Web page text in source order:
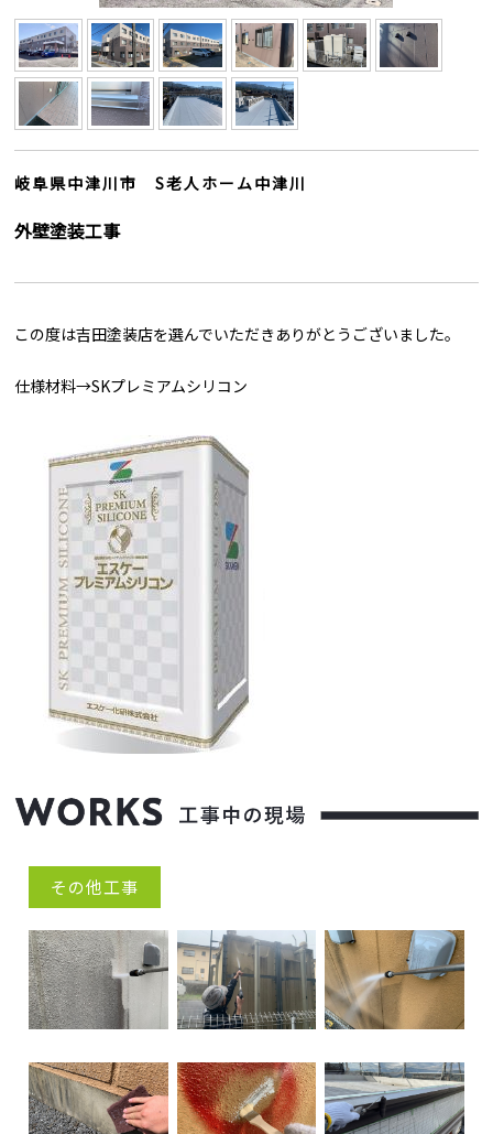
岐阜県中津川市 S老人ホーム中津川
外壁塗装工事
この度は吉田塗装店を選んでいただきありがとうございました。
仕様材料→SKプレミアムシリコン
その他工事